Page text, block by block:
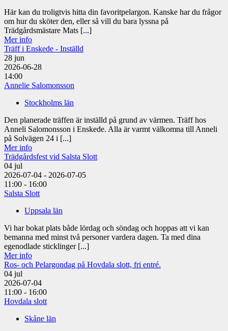
Här kan du troligtvis hitta din favoritpelargon. Kanske har du frågor
om hur du sköter den, eller så vill du bara lyssna på
Trädgårdsmästare Mats [...]
Mer info
Träff i Enskede - Inställd
28 jun
2026-06-28
14:00
Annelie Salomonsson
Stockholms län
Den planerade träffen är inställd på grund av värmen. Träff hos
Anneli Salomonsson i Enskede. Alla är varmt välkomna till Anneli
på Solvägen 24 i [...]
Mer info
Trädgårdsfest vid Salsta Slott
04 jul
2026-07-04 - 2026-07-05
11:00 - 16:00
Salsta Slott
Uppsala län
Vi har bokat plats både lördag och söndag och hoppas att vi kan
bemanna med minst två personer vardera dagen. Ta med dina
egenodlade sticklinger [...]
Mer info
Ros- och Pelargondag på Hovdala slott, fri entré.
04 jul
2026-07-04
11:00 - 16:00
Hovdala slott
Skåne län